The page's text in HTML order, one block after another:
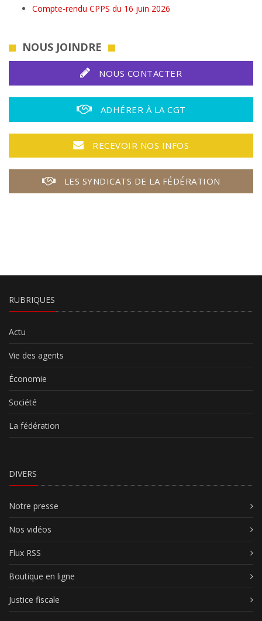
Compte-rendu CPPS du 16 juin 2026
NOUS JOINDRE
NOUS CONTACTER
ADHÉRER À LA CGT
RECEVOIR NOS INFOS
LES SYNDICATS DE LA FÉDÉRATION
RUBRIQUES
Actu
Vie des agents
Économie
Société
La fédération
DIVERS
Notre presse
Nos vidéos
Flux RSS
Boutique en ligne
Justice fiscale